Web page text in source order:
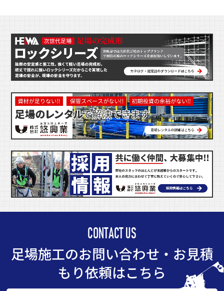
CONTACT US
足場施工のお問い合わせ・お見積
もり依頼はこちら